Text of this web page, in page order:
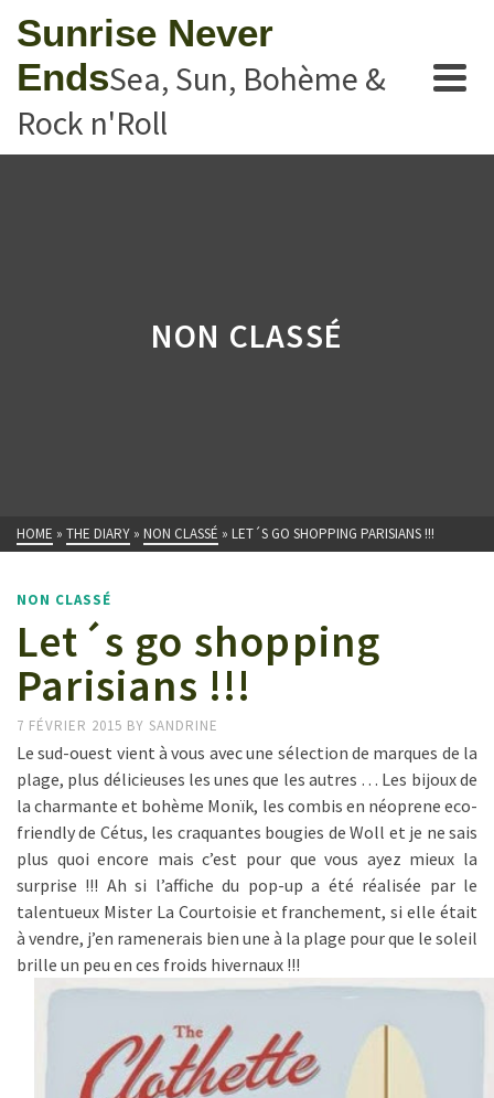
Sunrise Never
EndsSea, Sun, Bohème &
Rock n'Roll
NON CLASSÉ
HOME » THE DIARY » NON CLASSÉ » LET´S GO SHOPPING PARISIANS !!!
NON CLASSÉ
Let´s go shopping
Parisians !!!
7 FÉVRIER 2015 BY SANDRINE
Le sud-ouest vient à vous avec une sélection de marques de la
plage, plus délicieuses les unes que les autres … Les bijoux de
la charmante et bohème Monïk, les combis en néoprene eco-
friendly de Cétus, les craquantes bougies de Woll et je ne sais
plus quoi encore mais c’est pour que vous ayez mieux la
surprise !!! Ah si l’affiche du pop-up a été réalisée par le
talentueux Mister La Courtoisie et franchement, si elle était
à vendre, j’en ramenerais bien une à la plage pour que le soleil
brille un peu en ces froids hivernaux !!!